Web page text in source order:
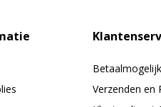
Verzenden en